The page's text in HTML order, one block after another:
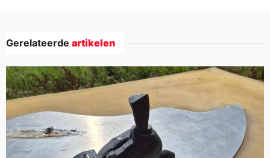
Gerelateerde artikelen